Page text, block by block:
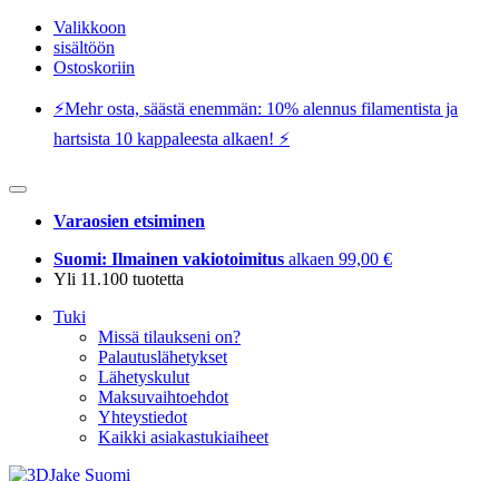
Valikkoon
sisältöön
Ostoskoriin
⚡️Mehr osta, säästä enemmän: 10% alennus filamentista ja
hartsista 10 kappaleesta alkaen! ⚡️
Varaosien etsiminen
Suomi: Ilmainen vakiotoimitus alkaen 99,00 €
Yli 11.100 tuotetta
Tuki
Missä tilaukseni on?
Palautuslähetykset
Lähetyskulut
Maksuvaihtoehdot
Yhteystiedot
Kaikki asiakastukiaiheet